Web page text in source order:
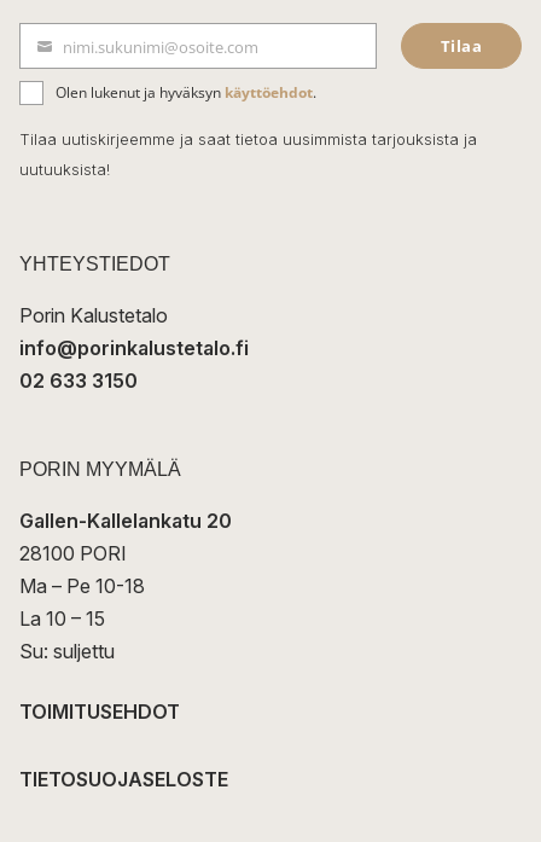
e
b
o
o
k
ä
h
k
t
nimi.sukunimi@osoite.com Tilaa
Olen lukenut ja hyväksyn käyttöehdot.
Tilaa uutiskirjeemme ja saat tietoa uusimmista tarjouksista ja
uutuuksista!
YHTEYSTIEDOT
Porin Kalustetalo
info@porinkalustetalo.fi
02 633 3150
PORIN MYYMÄLÄ
Gallen-Kallelankatu 20
28100 PORI
Ma – Pe 10-18
La 10 – 15
Su: suljettu
TOIMITUSEHDOT
TIETOSUOJASELOSTE